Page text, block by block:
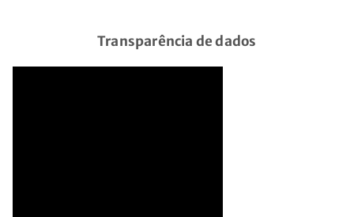
Transparência de dados